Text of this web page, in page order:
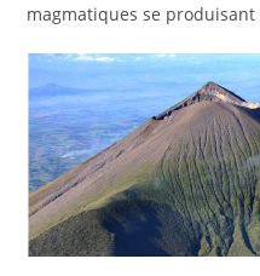
magmatiques se produisant